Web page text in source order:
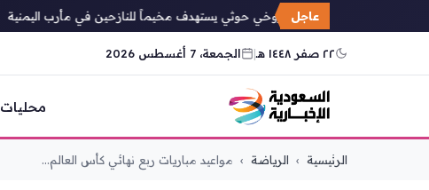
عاجل
قصف صاروخي حوثي يستهدف مخيماً للنازحين في مأرب اليمنية
٢٢ صفر ١٤٤٨ هـ | الجمعة، 7 أغسطس 2026
محليات
الرئيسية › الرياضة › مواعيد مباريات ربع نهائي كأس العالم...